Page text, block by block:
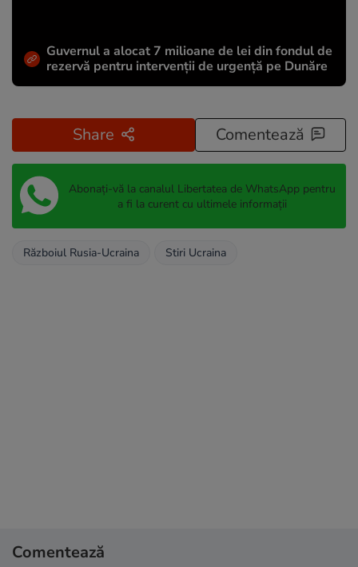
Guvernul a alocat 7 milioane de lei din fondul de
rezervă pentru intervenții de urgență pe Dunăre
Share Comentează
Abonați-vă la canalul Libertatea de WhatsApp pentru
a fi la curent cu ultimele informații
Războiul Rusia-Ucraina Stiri Ucraina
Comentează